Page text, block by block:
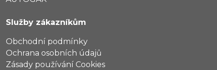
Služby zákazníkům
Obchodní podmínky
Ochrana osobních údajů
Zásady používání Cookies